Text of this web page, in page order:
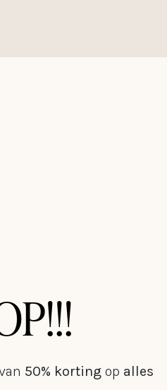
50% korting op alles